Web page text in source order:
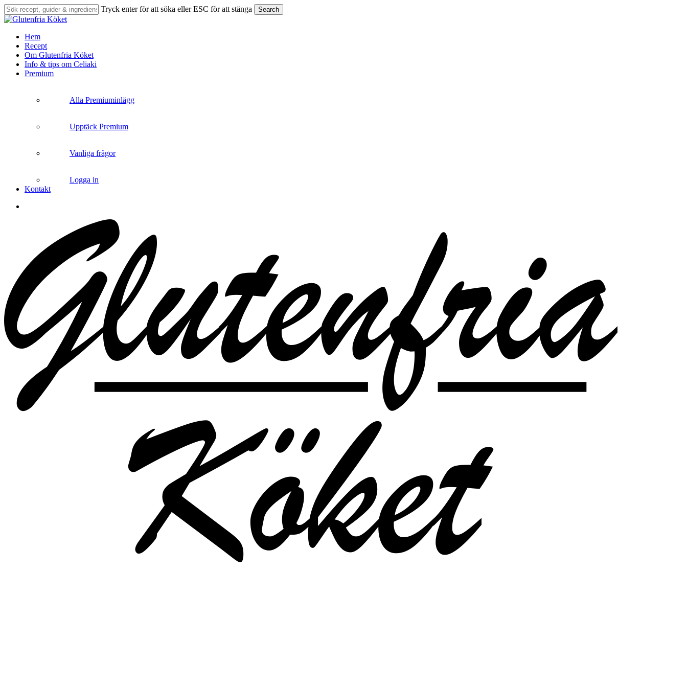
Skip
to
content
Tryck enter för att söka eller ESC för att stänga Search
Close
search
Menu
Hem
Recept
Om Glutenfria Köket
Info & tips om Celiaki
Premium
Alla Premiuminlägg
Upptäck Premium
Vanliga frågor
Logga in
Kontakt